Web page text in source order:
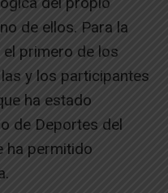
de ellos. Para la
primero de los
y los participantes
ha estado
de Deportes del
ha permitido